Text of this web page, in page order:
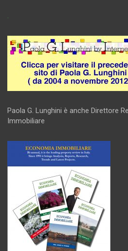
.
Paola G. Lunghini è anche Direttore
Immobiliare